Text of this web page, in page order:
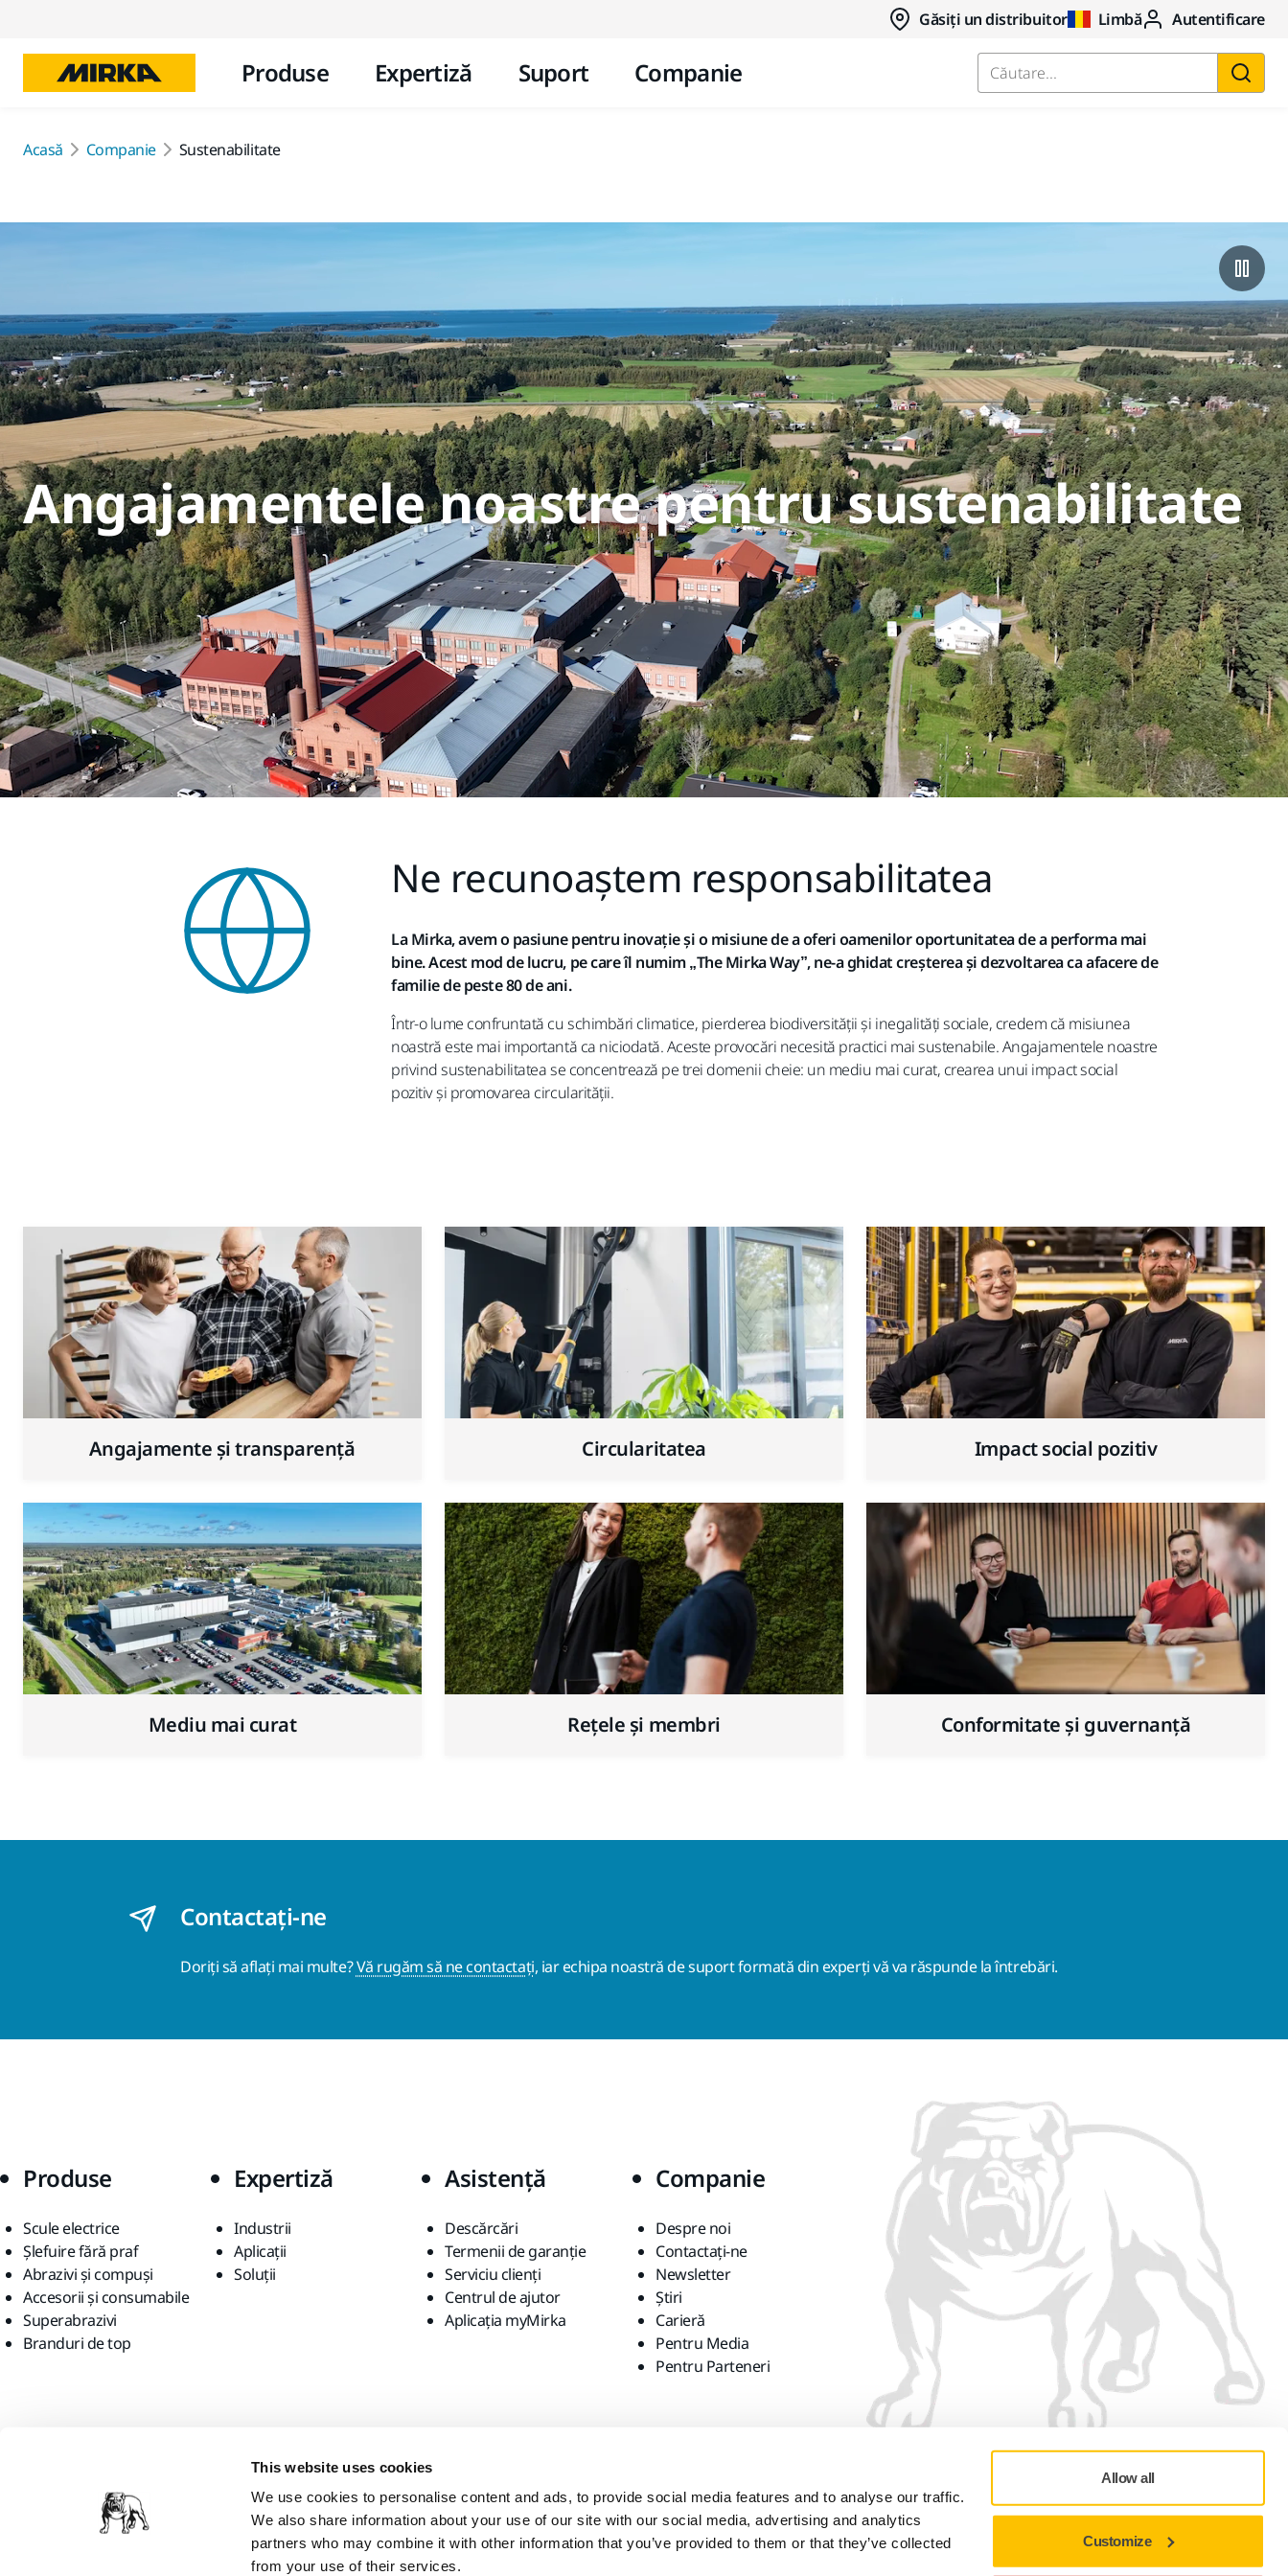
This website uses cookies
We use cookies to personalise content and ads, to provide social media features and to analyse our traffic.
We also share information about your use of our site with our social media, advertising and analytics
partners who may combine it with other information that you’ve provided to them or that they’ve collected
from your use of their services.
Allow all
Customize
Găsiți un distribuitor Limbă Autentificare
Produse Expertiză Suport Companie Căutare...
Acasă Companie Sustenabilitate
Angajamentele noastre pentru sustenabilitate
Ne recunoaștem responsabilitatea
La Mirka, avem o pasiune pentru inovație și o misiune de a oferi oamenilor oportunitatea de a performa mai
bine. Acest mod de lucru, pe care îl numim „The Mirka Way”, ne-a ghidat creșterea și dezvoltarea ca afacere de
familie de peste 80 de ani.
Într-o lume confruntată cu schimbări climatice, pierderea biodiversității și inegalități sociale, credem că misiunea
noastră este mai importantă ca niciodată. Aceste provocări necesită practici mai sustenabile. Angajamentele noastre
privind sustenabilitatea se concentrează pe trei domenii cheie: un mediu mai curat, crearea unui impact social
pozitiv și promovarea circularității.
Angajamente și transparență Circularitatea Impact social pozitiv
Mediu mai curat Rețele și membri Conformitate și guvernanță
Contactaţi-ne
Doriți să aflați mai multe?Vă rugăm să ne contactați, iar echipa noastră de suport formată din experți vă va răspunde la întrebări.
Produse
Scule electrice
Șlefuire fără praf
Abrazivi și compuși
Accesorii și consumabile
Superabrazivi
Branduri de top
Expertiză
Industrii
Aplicații
Soluții
Asistență
Descărcări
Termenii de garanție
Serviciu clienți
Centrul de ajutor
Aplicația myMirka
Companie
Despre noi
Contactaţi-ne
Newsletter
Știri
Carieră
Pentru Media
Pentru Parteneri